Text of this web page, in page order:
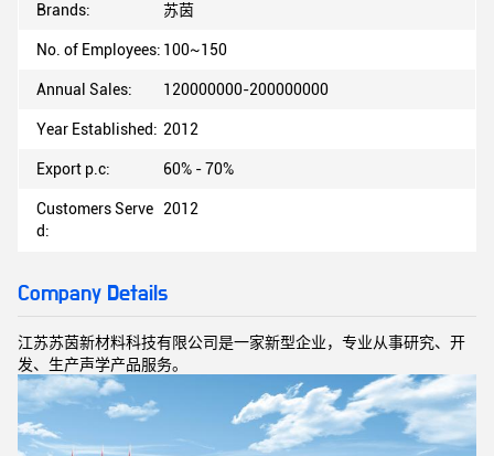
Brands: 苏茵
No. of Employees: 100~150
Annual Sales: 120000000-200000000
Year Established: 2012
Export p.c: 60% - 70%
Customers Serve
d:
2012
Company Details
江苏苏茵新材料科技有限公司是一家新型企业，专业从事研究、开
发、生产声学产品服务。